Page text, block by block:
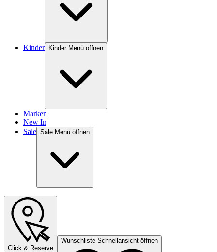
Kinder Kinder Menü öffnen
Marken
New In
Sale Sale Menü öffnen
Click & Reserve
Wunschliste Schnellansicht öffnen